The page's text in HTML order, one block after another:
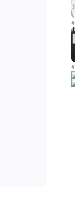
#
#